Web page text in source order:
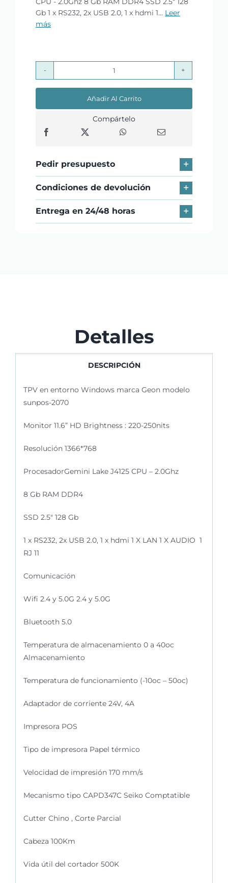
Gb 1 x RS232, 2x USB 2.0, 1 x hdmi 1... Leer
más
Pack
TPV
Geon
sunpos-
2070
Añadir Al Carrito
Compártelo
Pedir presupuesto
Condiciones de devolución
Entrega en 24/48 horas
Detalles
DESCRIPCIÓN
TPV en entorno Windows marca Geon modelo
sunpos-2070
Monitor 11.6” HD Brightness : 220-250nits
Resolución 1366*768
ProcesadorGemini Lake J4125 CPU – 2.0Ghz
8 Gb RAM DDR4
SSD 2.5″ 128 Gb
1 x RS232, 2x USB 2.0, 1 x hdmi 1 X LAN 1 X AUDIO 1
RJ 11
Comunicación
Wifi 2.4 y 5.0G 2.4 y 5.0G
Bluetooth 5.0
Temperatura de almacenamiento 0 a 40oc
Almacenamiento
Temperatura de funcionamiento (-10oc – 50oc)
Adaptador de corriente 24V, 4A
Impresora POS
Tipo de impresora Papel térmico
Velocidad de impresión 170 mm/s
Mecanismo tipo CAPD347C Seiko Comptatible
Cutter Chino , Corte Parcial
Cabeza 100Km
Vida útil del cortador 500K